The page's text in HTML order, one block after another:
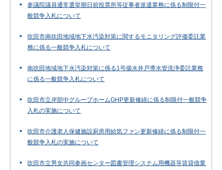
参議院議員通常選挙期日前投票所等従事者派遣業務に係る制限付一
般競争入札について
吹田市南吹田地域地下水汚染対策に関するモニタリング評価委託業
務に係る一般競争入札について
南吹田地域地下水汚染対策に係る1号揚水井戸導水管洗浄委託業務
に係る一般競争入札について
吹田市立岸部中グループホームGHP更新修繕に係る制限付一般競争
入札の実施について
吹田市介護老人保健施設厨房用給気ファン更新修繕に係る制限付一
般競争入札の実施について
吹田市立男女共同参画センター図書管理システム用機器等賃貸借業